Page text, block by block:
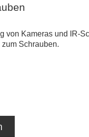
von Kameras und IR-
Schrauben.